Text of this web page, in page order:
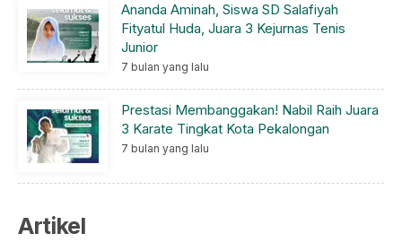
Ananda Aminah, Siswa SD Salafiyah
Fityatul Huda, Juara 3 Kejurnas Tenis
Junior
7 bulan yang lalu
Prestasi Membanggakan! Nabil Raih Juara
3 Karate Tingkat Kota Pekalongan
7 bulan yang lalu
Artikel